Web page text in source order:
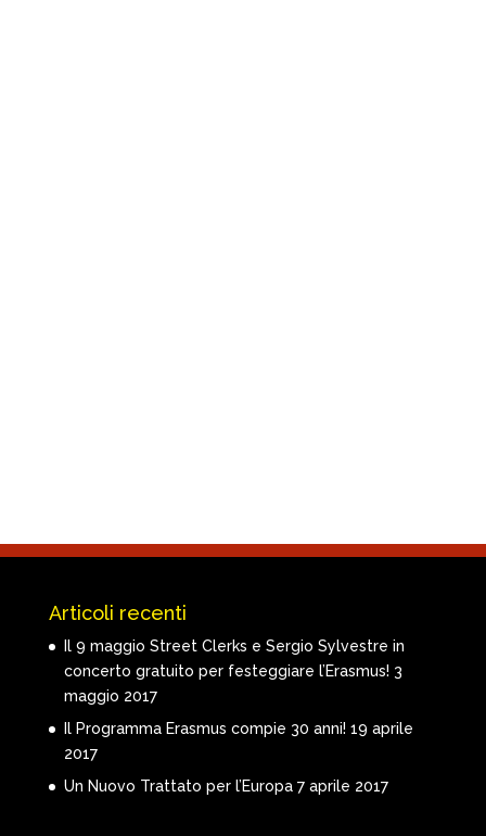
Articoli recenti
Il 9 maggio Street Clerks e Sergio Sylvestre in
concerto gratuito per festeggiare l’Erasmus! 3
maggio 2017
Il Programma Erasmus compie 30 anni! 19 aprile
2017
Un Nuovo Trattato per l’Europa 7 aprile 2017